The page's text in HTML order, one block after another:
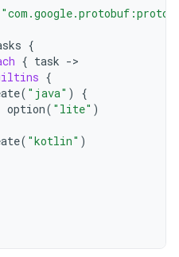
{
{ task ->
{
( "java" )
{
option( "lite" )
( "kotlin" )